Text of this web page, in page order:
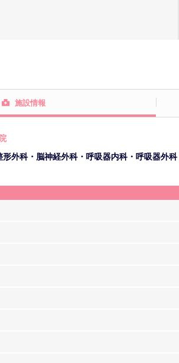
施設情報
外科・脳神経外科・呼吸器内科・呼吸器外